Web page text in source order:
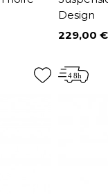
Design
Prix
229,00 €